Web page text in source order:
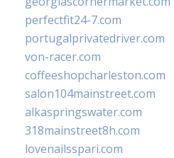
perfectfit24-7.com
portugalprivatedriver.com
von-racer.com
coffeeshopcharleston.com
salon104mainstreet.com
alkaspringswater.com
318mainstreet8h.com
lovenailsspari.com